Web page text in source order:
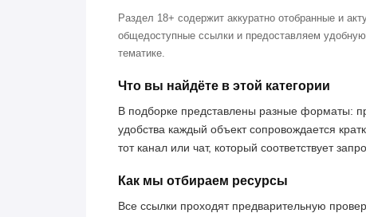
Раздел 18+ содержит аккуратно отобранные и
общедоступные ссылки и предоставляем
тематике.
Что вы найдёте в этой категории
В подборке представлены разные форматы:
удобства каждый объект сопровождается
тот канал или чат, который соответствует
Как мы отбираем ресурсы
Все ссылки проходят предварительную